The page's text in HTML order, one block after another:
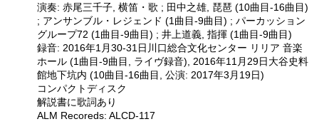
演奏: 赤尾三千子, 横笛・歌 ; 田中之雄, 琵琶 (10曲目-16曲目)
; アンサンブル・レジェンド (1曲目-9曲目) ; パーカッション
グループ72 (1曲目-9曲目) ; 井上道義, 指揮 (1曲目-9曲目)
録音: 2016年1月30-31日川口総合文化センター リリア 音楽
ホール (1曲目-9曲目, ライヴ録音), 2016年11月29日大谷史料
館地下坑内 (10曲目-16曲目, 公演: 2017年3月19日)
コンパクトディスク
解説書に歌詞あり
ALM Recoreds: ALCD-117